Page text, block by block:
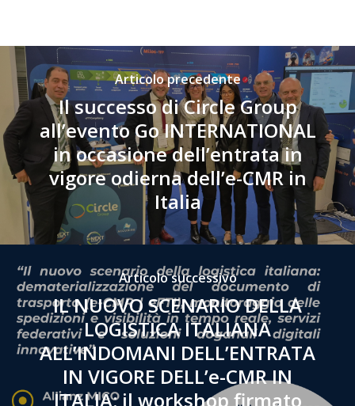
Articolo precedente
Il successo di Circle Group
all’evento Go INTERNATIONAL
in occasione dell’entrata in
vigore odierna dell’e-CMR in
Italia
Articolo successivo
IL NUOVO SCENARIO DELLA
LOGISTICA ITALIANA
ALL’INDOMANI DELL’ENTRATA
IN VIGORE DELL’e-CMR IN
ITALIA: il workshop firmato